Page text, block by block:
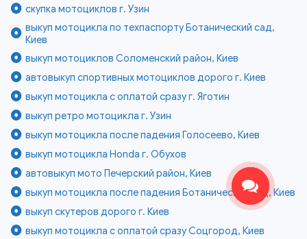
скупка мотоциклов г. Узин
выкуп мотоцикла по техпаспорту Ботанический сад,
Киев
выкуп мотоциклов Соломенский район, Киев
автовыкуп спортивных мотоциклов дорого г. Киев
выкуп мотоцикла с оплатой сразу г. Яготин
выкуп ретро мотоцикла г. Узин
выкуп мотоцикла после падения Голосеево, Киев
выкуп мотоцикла Honda г. Обухов
автовыкуп мото Печерский район, Киев
выкуп мотоцикла после падения Ботанический сад, Киев
выкуп скутеров дорого г. Киев
выкуп мотоцикла с оплатой сразу Соцгород, Киев